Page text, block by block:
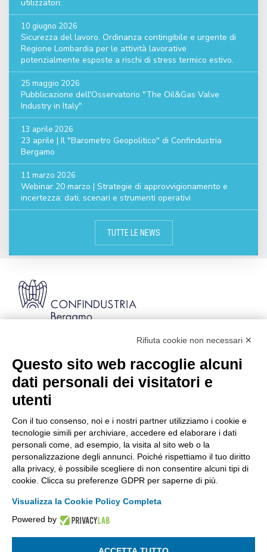
utilizzatori.
10 giugno 2026
Sicurezza del lavoro. Ordinanza contingibile e urgente di
Regione Lombardia per le attività lavorative
potenzialmente esposte a rischi di stress termico estivo.
25 maggio 2026
Pubblicazione dell'Osservatorio "The Oil&Gas Valve
Industry in Italy"
13 aprile 2026
23 aprile | Il "Barometro Geopolitico" di Confindustria
Bergamo
11 marzo 2026
Webinar 20 marzo | Strategie di approvvigionamento e
incertezza: dati, scenari e strumenti operativi
TUTTE LE NEWS
Codice Fiscale: 80021750163 | PEC:
info@pec.confindustriabergamo.it
CONFINDUSTRIA BERGAMO
ASSISTENZA & PRIVACY
La riproduzione, anche parziale, di qualsiasi informazione o
Rifiuta cookie non necessari ✕
Questo sito web raccoglie alcuni
dati personali dei visitatori e
utenti
Con il tuo consenso, noi e i nostri partner utilizziamo i cookie e
tecnologie simili per archiviare, accedere ed elaborare i dati
personali come, ad esempio, la visita al sito web o la
personalizzazione degli annunci. Poiché rispettiamo il tuo diritto
alla privacy, è possibile scegliere di non consentire alcuni tipi di
cookie. Clicca su preferenze GDPR per saperne di più.
Visualizza la Cookie Policy Completa
Powered by